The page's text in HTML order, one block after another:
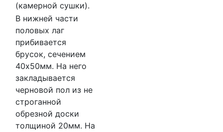
(камерной сушки).
В нижней части
половых лаг
прибивается
брусок, сечением
40х50мм. На него
закладывается
черновой пол из не
строганной
обрезной доски
толщиной 20мм. На